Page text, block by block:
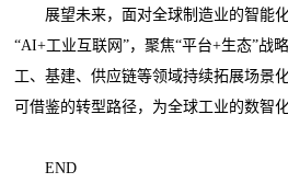
展望未来，面对全球制造业的智能化
“AI+工业互联网”，聚焦“平台+生态”战
工、基建、供应链等领域持续拓展场景
可借鉴的转型路径，为全球工业的数智
END